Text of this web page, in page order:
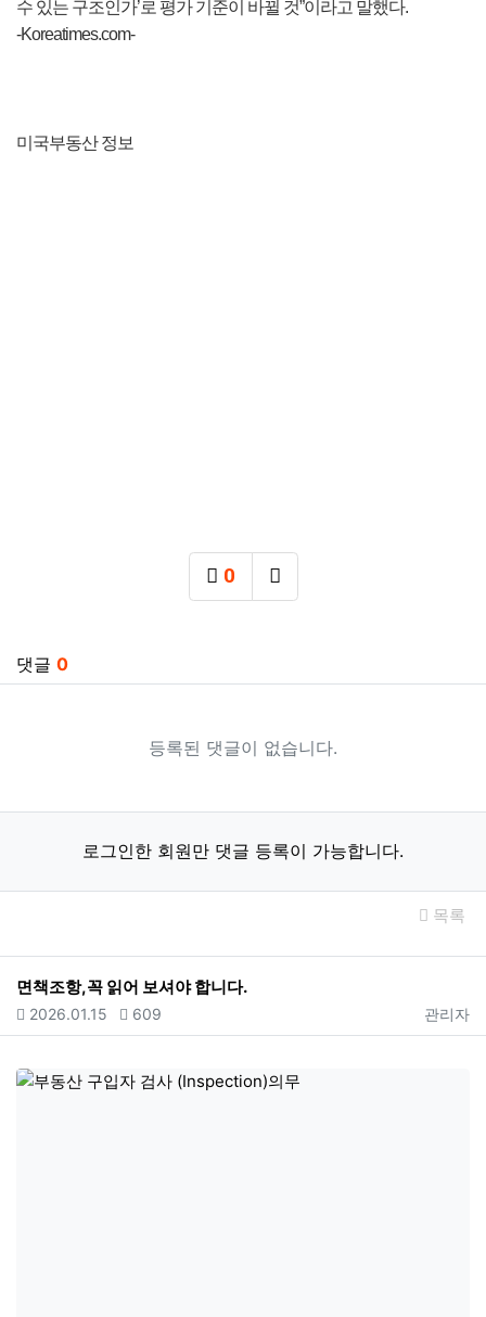
수 있는 구조인가’로 평가 기준이 바뀔 것”이라고 말했다.
-Koreatimes.com-
미국부동산 정보
0
추천 SNS 공유
댓글 0
등록된 댓글이 없습니다.
로그인한 회원만 댓글 등록이 가능합니다.
목록
면책조항,꼭 읽어 보셔야 합니다.
등록자
관리자
등록일
2026.01.15 조회
609